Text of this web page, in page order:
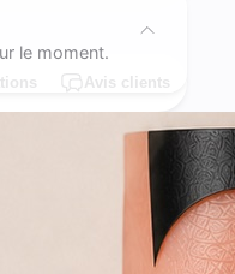
le moment.
Avis clients